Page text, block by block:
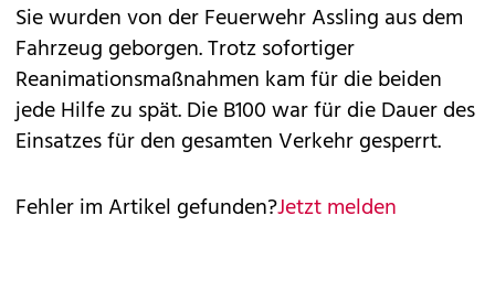
Sie wurden von der Feuerwehr Assling aus dem
Fahrzeug geborgen. Trotz sofortiger
Reanimationsmaßnahmen kam für die beiden
jede Hilfe zu spät. Die B100 war für die Dauer des
Einsatzes für den gesamten Verkehr gesperrt.
Fehler im Artikel gefunden?Jetzt melden